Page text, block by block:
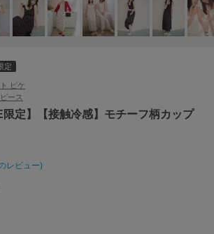
定
ピケ
ース
限定】【接触冷感】モチーフ柄カップ
レビュー)